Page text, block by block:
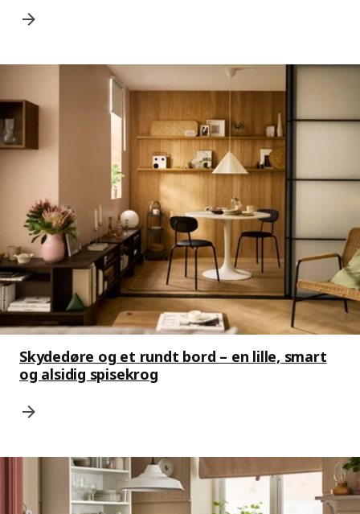
Skydedøre og et rundt bord – en lille, smart
og alsidig spisekrog